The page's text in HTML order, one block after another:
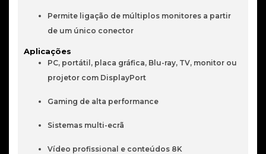
Permite ligação de múltiplos monitores a partir
de um único conector
Aplicações
PC, portátil, placa gráfica, Blu-ray, TV, monitor ou
projetor com DisplayPort
Gaming de alta performance
Sistemas multi-ecrã
Vídeo profissional e conteúdos 8K